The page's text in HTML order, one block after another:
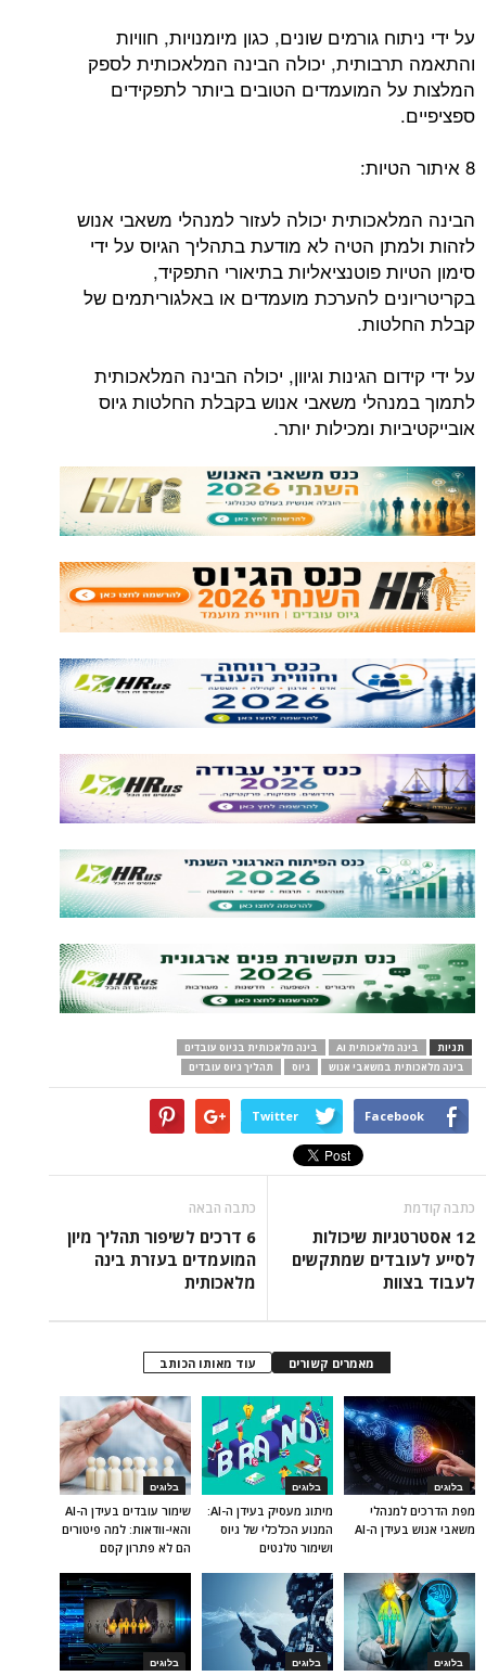
על ידי ניתוח גורמים שונים, כגון מיומנויות, חוויות
והתאמה תרבותית, יכולה הבינה המלאכותית לספק
המלצות על המועמדים הטובים ביותר לתפקידים
ספציפיים.
8 איתור הטיות:
הבינה המלאכותית יכולה לעזור למנהלי משאבי אנוש
לזהות ולמתן הטיה לא מודעת בתהליך הגיוס על ידי
סימון הטיות פוטנציאליות בתיאורי התפקיד,
בקריטריונים להערכת מועמדים או באלגוריתמים של
קבלת החלטות.
על ידי קידום הגינות וגיוון, יכולה הבינה המלאכותית
לתמוך במנהלי משאבי אנוש בקבלת החלטות גיוס
אובייקטיביות ומכילות יותר.
תגיות בינה מלאכותית AI
בינה מלאכותית בגיוס עובדים
בינה מלאכותית במשאבי אנוש
גיוס תהליך גיוס עובדים
Facebook
Twitter
כתבה קודמת
12 אסטרטגיות שיכולות
לסייע לעובדים שמתקשים
לעבוד בצוות
כתבה הבאה
6 דרכים לשיפור תהליך מיון
המועמדים בעזרת בינה
מלאכותית
מאמרים קשורים עוד מאותו הכותב
בלוגים
שימור עובדים בעידן ה-AI
והאי-וודאות: למה פיטורים
הם לא פתרון קסם
בלוגים
מיתוג מעסיק בעידן ה-AI:
המנוע הכלכלי של גיוס
ושימור טלנטים
בלוגים
מפת הדרכים למנהלי
משאבי אנוש בעידן ה-AI
בלוגים בלוגים בלוגים